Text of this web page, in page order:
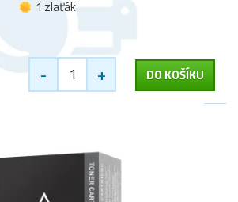
1 zlaťák
- + DO KOŠÍKU